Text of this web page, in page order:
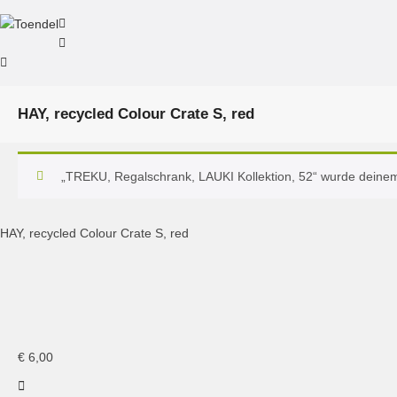
HAY, recycled Colour Crate S, red
„TREKU, Regalschrank, LAUKI Kollektion, 52“ wurde
HAY, recycled Colour Crate S, red
€ 6,00